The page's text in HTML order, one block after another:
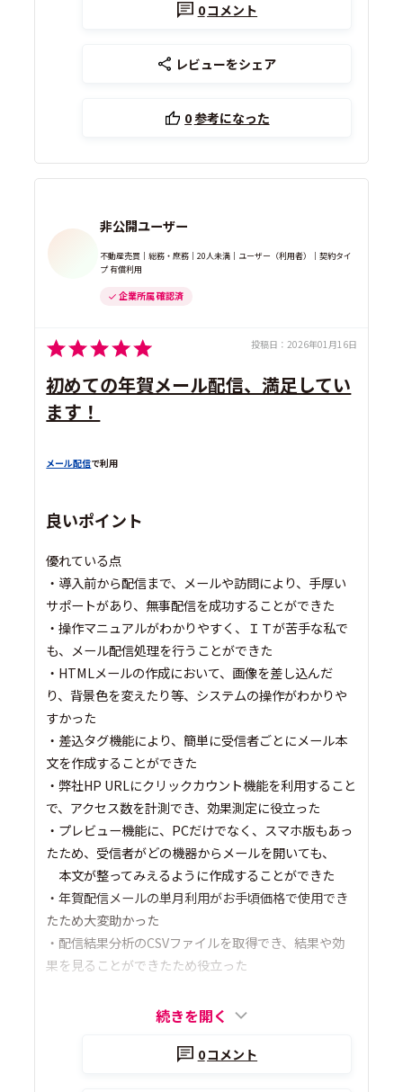
0コメント
レビューをシェア
0参考になった
非公開ユーザー
不動産売買｜総務・庶務｜20人未満｜ユーザー（利用者）｜契約タイ
プ 有償利用
企業所属 確認済
投稿日： 2026年01月16日
初めての年賀メール配信、満足してい
ます！
メール配信で利用
良いポイント
優れている点
・導入前から配信まで、メールや訪問により、手厚い
サポートがあり、無事配信を成功することができた
・操作マニュアルがわかりやすく、ＩＴが苦手な私で
も、メール配信処理を行うことができた
・HTMLメールの作成において、画像を差し込んだ
り、背景色を変えたり等、システムの操作がわかりや
すかった
・差込タグ機能により、簡単に受信者ごとにメール本
文を作成することができた
・弊社HP URLにクリックカウント機能を利用すること
で、アクセス数を計測でき、効果測定に役立った
・プレビュー機能に、PCだけでなく、スマホ版もあっ
たため、受信者がどの機器からメールを開いても、
本文が整ってみえるように作成することができた
・年賀配信メールの単月利用がお手頃価格で使用でき
たため大変助かった
・配信結果分析のCSVファイルを取得でき、結果や効
果を見ることができたため役立った
続きを開く
0コメント